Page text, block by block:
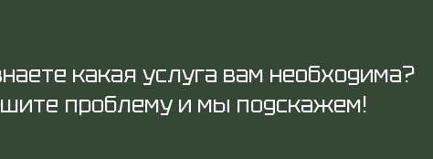
какая услуга вам необходима?
проблему и мы подскажем!